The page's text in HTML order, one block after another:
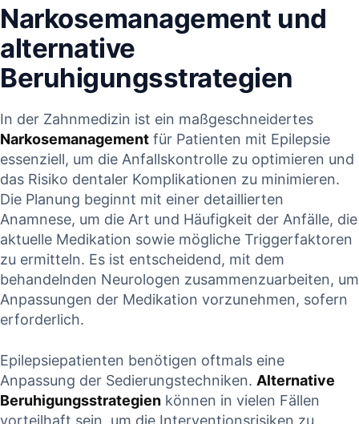
Narkosemanagement und
alternative
Beruhigungsstrategien
In der Zahnmedizin ist ‌ein ‌maßgeschneidertes
Narkosemanagement ‌für Patienten‌ mit⁣ Epilepsie
‌essenziell, um‌ die Anfallskontrolle zu optimieren und
das Risiko dentaler Komplikationen ⁢zu minimieren.
Die Planung beginnt ‍mit‍ einer detaillierten
Anamnese, um die Art und ⁣Häufigkeit der Anfälle,​ die
aktuelle Medikation sowie mögliche⁢ Triggerfaktoren
zu ermitteln. Es⁢ ist entscheidend, ⁢mit dem
behandelnden Neurologen zusammenzuarbeiten, um
Anpassungen der Medikation vorzunehmen, sofern
erforderlich.
Epilepsiepatienten benötigen oftmals eine
Anpassung‍ der Sedierungstechniken. Alternative
Beruhigungsstrategien ‍können in vielen Fällen ​
vorteilhaft⁣ sein, um die Interventionsrisiken zu